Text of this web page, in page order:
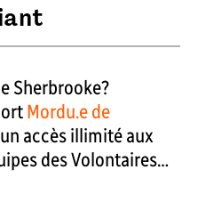
Sherbrooke?
Mordu.e de
accès illimité aux
des Volontaires…